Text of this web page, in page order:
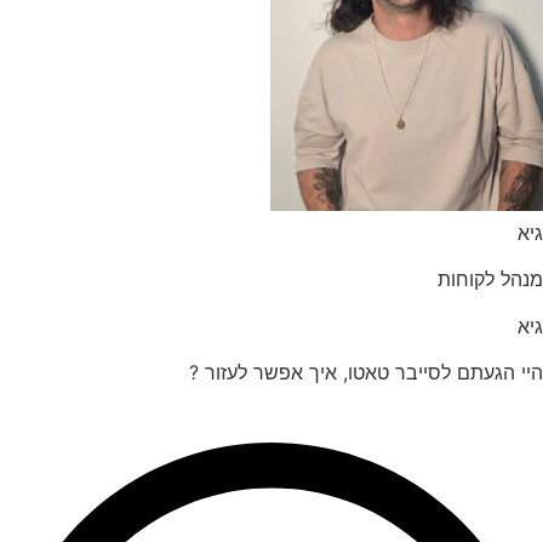
לקוחות
הגעתם לסייבר טאטו, איך אפשר לעזור ?